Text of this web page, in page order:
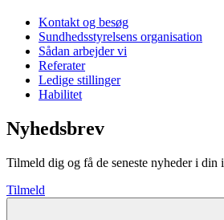
Kontakt og besøg
Sundhedsstyrelsens organisation
Sådan arbejder vi
Referater
Ledige stillinger
Habilitet
Nyhedsbrev
Tilmeld dig og få de seneste nyheder i din
Tilmeld